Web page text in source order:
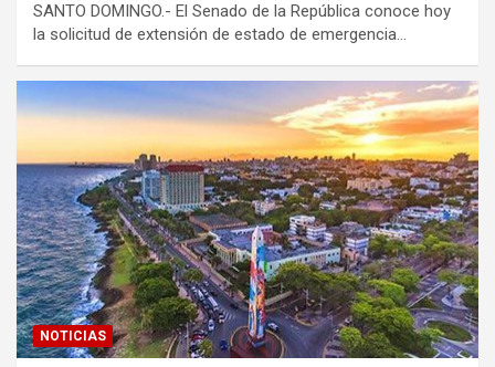
SANTO DOMINGO.- El Senado de la República conoce hoy
la solicitud de extensión de estado de emergencia…
NOTICIAS